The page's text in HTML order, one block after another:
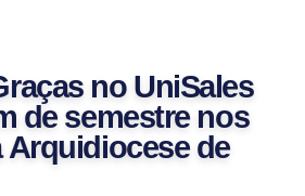
no UniSales
de semestre nos
Arquidiocese de